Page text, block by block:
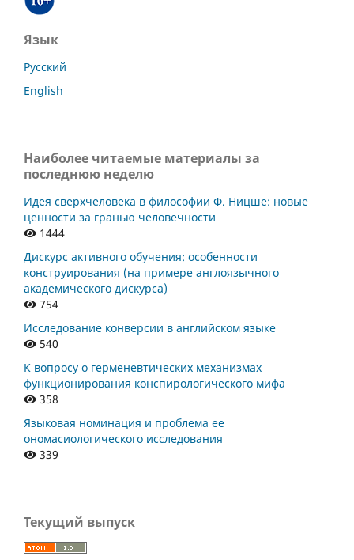
Язык
Русский
English
Наиболее читаемые материалы за
последнюю неделю
Идея сверхчеловека в философии Ф. Ницше: новые
ценности за гранью человечности
1444
Дискурс активного обучения: особенности
конструирования (на примере англоязычного
академического дискурса)
754
Исследование конверсии в английском языке
540
К вопросу о герменевтических механизмах
функционирования конспирологического мифа
358
Языковая номинация и проблема ее
ономасиологического исследования
339
Текущий выпуск